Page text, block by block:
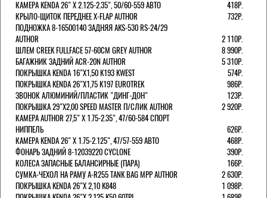
КАМЕРА KENDA 26" Х 2.125-2.35", 50/60-559 АВТО
418Р.
КРЫЛО-ЩИТОК ПЕРЕДНЕЕ X-FLAP AUTHOR
732Р.
ПОДНОЖКА 8-16500140 ЗАДНЯЯ AKS-530 RS-24/29
AUTHOR
2 110Р.
ШЛЕМ CREEK FULLFACE 57-60СМ GREY AUTHOR
8 990Р.
БАГАЖНИК ЗАДНИЙ ACR-20N AUTHOR
5 310Р.
ПОКРЫШКА KENDA 16"Х1,50 K193 KWEST
574Р.
ПОКРЫШКА KENDA 26"Х1,75 K197 EUROTREK
986Р.
ЗВОНОК АЛЮМИНИЙ/ПЛАСТИК "ДИНГ-ДОН"
123Р.
ПОКРЫШКА 29"Х2,00 SPEED MASTER П/СЛИК AUTHOR
2 920Р.
КАМЕРА AUTHOR 27,5" Х 1.75-2.35", 47/60-584 СПОРТ
НИППЕЛЬ
626Р.
КАМЕРА KENDA 26" Х 1.75-2.125", 47/57-559 АВТО
468Р.
ФОНАРЬ ЗАДНИЙ 8-12039220 CYCLONE
390Р.
КОЛЕСА ЗАПАСНЫЕ БАЛАНСИРНЫЕ (ПАРА)
166Р.
CУМКА-ЧЕХОЛ НА РАМУ A-R255 TANK BAG MPP AUTHOR
2 630Р.
ПОКРЫШКА KENDA 26"Х 2,10 K848
1 098Р.